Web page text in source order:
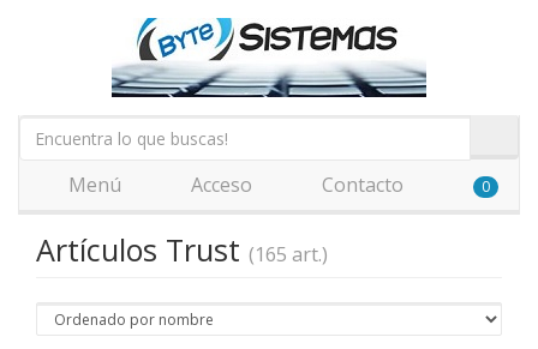
Menú Acceso Contacto 0
Artículos Trust (165 art.)